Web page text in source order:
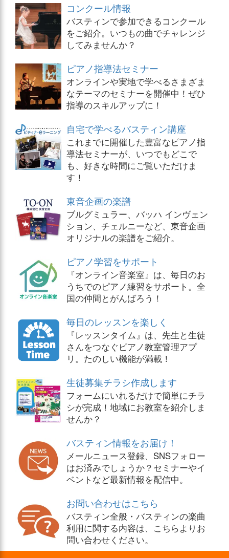
コンクール情報
バスティンで参加できるコンクール
をご紹介。いつもの曲でチャレンジ
してみませんか？
ピアノ指導法セミナー
オンラインや実地で学べるさまざま
なテーマのセミナーを開催中！ぜひ
指導のスキルアップに！
自宅で学べるバスティン講座
これまでに開催した豊富なピアノ指
導法セミナーが、いつでもどこで
も、好きな時間にご覧いただけま
す！
東音企画の楽譜
ブルグミュラー、バッハ インヴェン
ション、チェルニーなど、東音企画
オリジナルの楽譜をご紹介。
ピアノ学習をサポート
『オンライン音楽室』は、毎日のお
うちでのピアノ練習をサポート。全
国の仲間とがんばろう！
毎日のレッスンを楽しく
『レッスンタイム』は、先生と生徒
さんをつなぐピアノ教室管理アプ
リ。たのしい機能が満載！
生徒募集チラシ作成します
フォームにいれるだけで簡単にチラ
シが完成！地域にお教室を紹介しま
せんか？
バスティン情報をお届け！
メールニュース登録、SNSフォロー
はお済みでしょうか？セミナーやイ
ベントなど最新情報を配信中。
お問い合わせはこちら
バスティン全般・バスティンの楽曲
利用に関する内容は、こちらよりお
問い合わせください。